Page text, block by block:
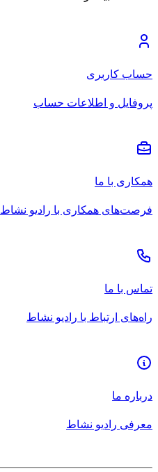
حساب کاربری
پروفایل و اطلاعات حساب
همکاری با ما
فرصت‌های همکاری با رادیو نشاط
تماس با ما
راه‌های ارتباط با رادیو نشاط
درباره ما
معرفی رادیو نشاط